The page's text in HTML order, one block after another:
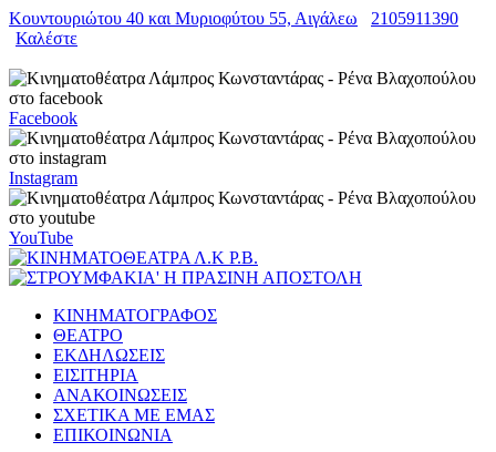
Κουντουριώτου 40 και Μυριοφύτου 55, Αιγάλεω
2105911390
Καλέστε
Facebook
Instagram
YouTube
ΚΙΝΗΜΑΤΟΓΡΑΦΟΣ
ΘΕΑΤΡΟ
ΕΚΔΗΛΩΣΕΙΣ
ΕΙΣΙΤΗΡΙΑ
ΑΝΑΚΟΙΝΩΣΕΙΣ
ΣΧΕΤΙΚΑ ΜΕ ΕΜΑΣ
ΕΠΙΚΟΙΝΩΝΙΑ